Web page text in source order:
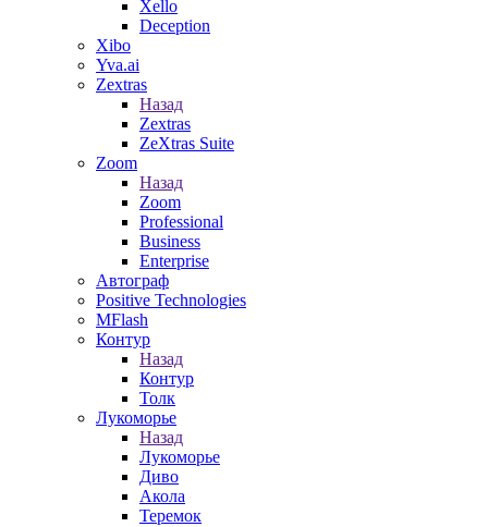
Xello
Deception
Xibo
Yva.ai
Zextras
Назад
Zextras
ZeXtras Suite
Zoom
Назад
Zoom
Professional
Business
Enterprise
Автограф
Positive Technologies
MFlash
Контур
Назад
Контур
Толк
Лукоморье
Назад
Лукоморье
Диво
Акола
Теремок